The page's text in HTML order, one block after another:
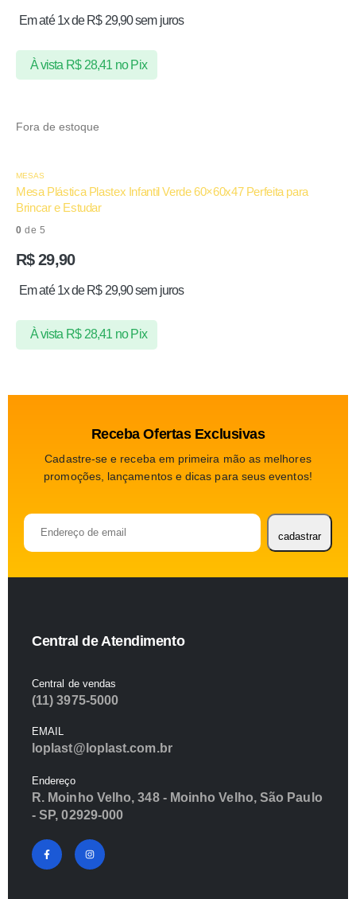
Em até 1x de R$29,90sem juros
À vista R$28,41 no Pix
Fora de estoque
MESAS
Mesa Plástica Plastex Infantil Verde 60×60x47 Perfeita para
Brincar e Estudar
0 de 5
R$29,90
Em até 1x de R$29,90sem juros
À vista R$28,41 no Pix
Receba Ofertas Exclusivas
Cadastre-se e receba em primeira mão as melhores
promoções, lançamentos e dicas para seus eventos!
leave
cadastrar
Central de Atendimento
Central de vendas
(11) 3975-5000
EMAIL
loplast@loplast.com.br
Endereço
R. Moinho Velho, 348 - Moinho Velho, São Paulo
- SP, 02929-000